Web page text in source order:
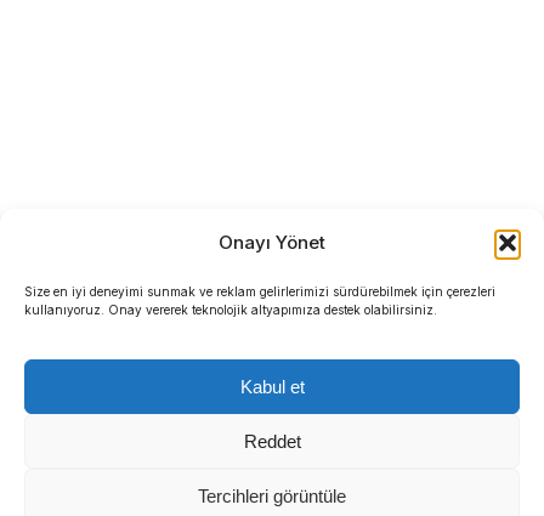
Onayı Yönet
Size en iyi deneyimi sunmak ve reklam gelirlerimizi sürdürebilmek için çerezleri
kullanıyoruz. Onay vererek teknolojik altyapımıza destek olabilirsiniz.
Kabul et
Reddet
Tercihleri görüntüle